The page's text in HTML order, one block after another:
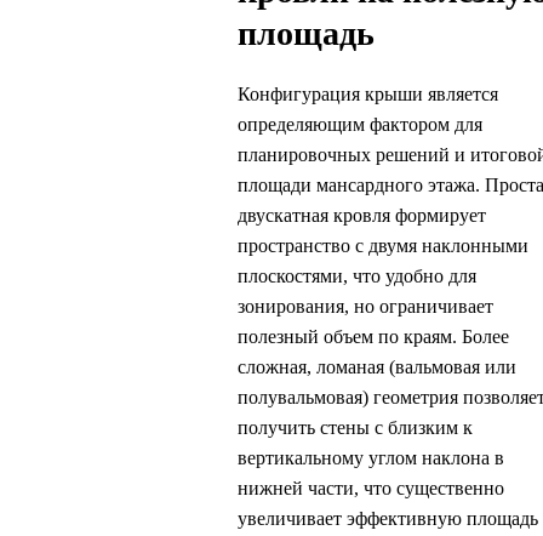
площадь
Конфигурация крыши является
определяющим фактором для
планировочных решений и
площади мансардного этажа.
двускатная кровля формирует
пространство с двумя наклонными
плоскостями, что удобно для
зонирования, но ограничивает
полезный объем по краям. Более
сложная, ломаная (вальмовая или
полувальмовая) геометрия
получить стены с близким к
вертикальному углом наклона в
нижней части, что существенно
увеличивает эффективную площадь